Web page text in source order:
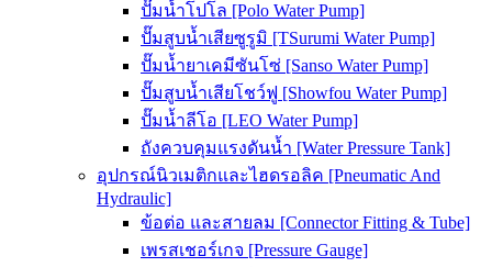
ปั๊มน้ำโปโล [Polo Water Pump]
ปั๊มสูบน้ำเสียซูรูมิ [TSurumi Water Pump]
ปั๊มน้ำยาเคมีซันโซ่ [Sanso Water Pump]
ปั๊มสูบน้ำเสียโชว์ฟู [Showfou Water Pump]
ปั๊มน้ำลีโอ [LEO Water Pump]
ถังควบคุมแรงดันน้ำ [Water Pressure Tank]
อุปกรณ์นิวเมติกและไฮดรอลิค [Pneumatic And
Hydraulic]
ข้อต่อ และสายลม [Connector Fitting & Tube]
เพรสเชอร์เกจ [Pressure Gauge]